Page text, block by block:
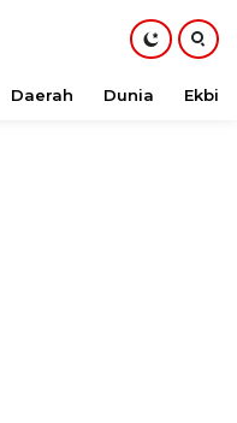
Daerah Dunia Ekbis